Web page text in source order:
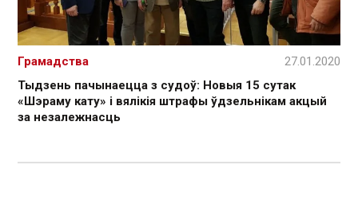
Тыдзень пачынаецца з судоў: Новыя 15 сутак
«Шэраму кату» і вялікія штрафы ўдзельнікам акцый
за незалежнасць
Грамадства 27.01.2020